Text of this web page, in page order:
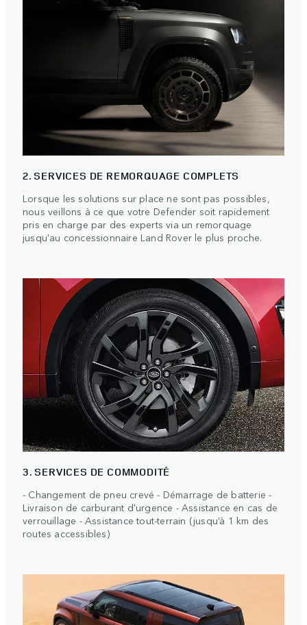
2. SERVICES DE REMORQUAGE COMPLETS
Lorsque les solutions sur place ne sont pas possibles,
nous veillons à ce que votre Defender soit rapidement
pris en charge par des experts via un remorquage
jusqu'au concessionnaire Land Rover le plus proche.
3. SERVICES DE COMMODITÉ
- Changement de pneu crevé - Démarrage de batterie -
Livraison de carburant d'urgence - Assistance en cas de
verrouillage - Assistance tout-terrain (jusqu’à 1 km des
routes accessibles)